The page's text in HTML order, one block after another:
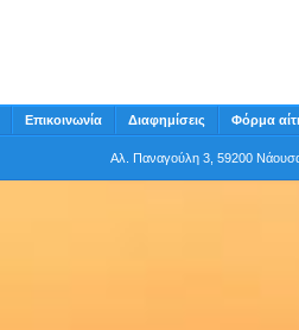
Επικοινωνία Διαφημίσεις Φόρμα
Αλ. Παναγούλη 3, 59200